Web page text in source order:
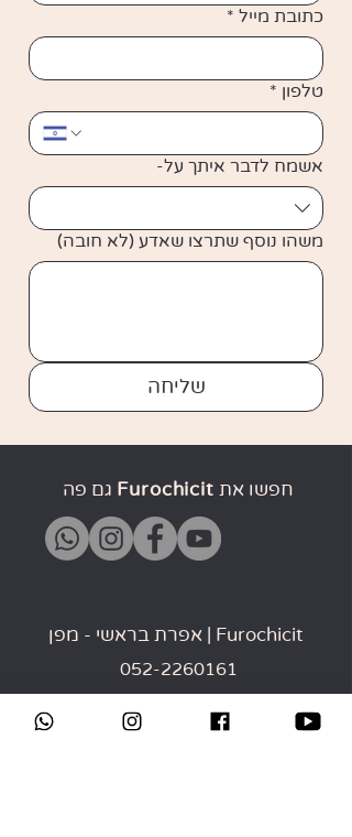
כתובת מייל *
טלפון *
אשמח לדבר איתך על-
משהו נוסף שתרצו שאדע (לא חובה)
שליחה
חפשו את Furochicit גם פה
052-2260161
Furochicit | אפרת בראשי - מפן